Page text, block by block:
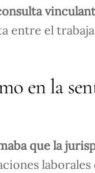
entre el
en la
que la